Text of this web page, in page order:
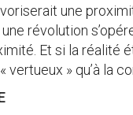
une
révolution
Et si la
» qu’à la